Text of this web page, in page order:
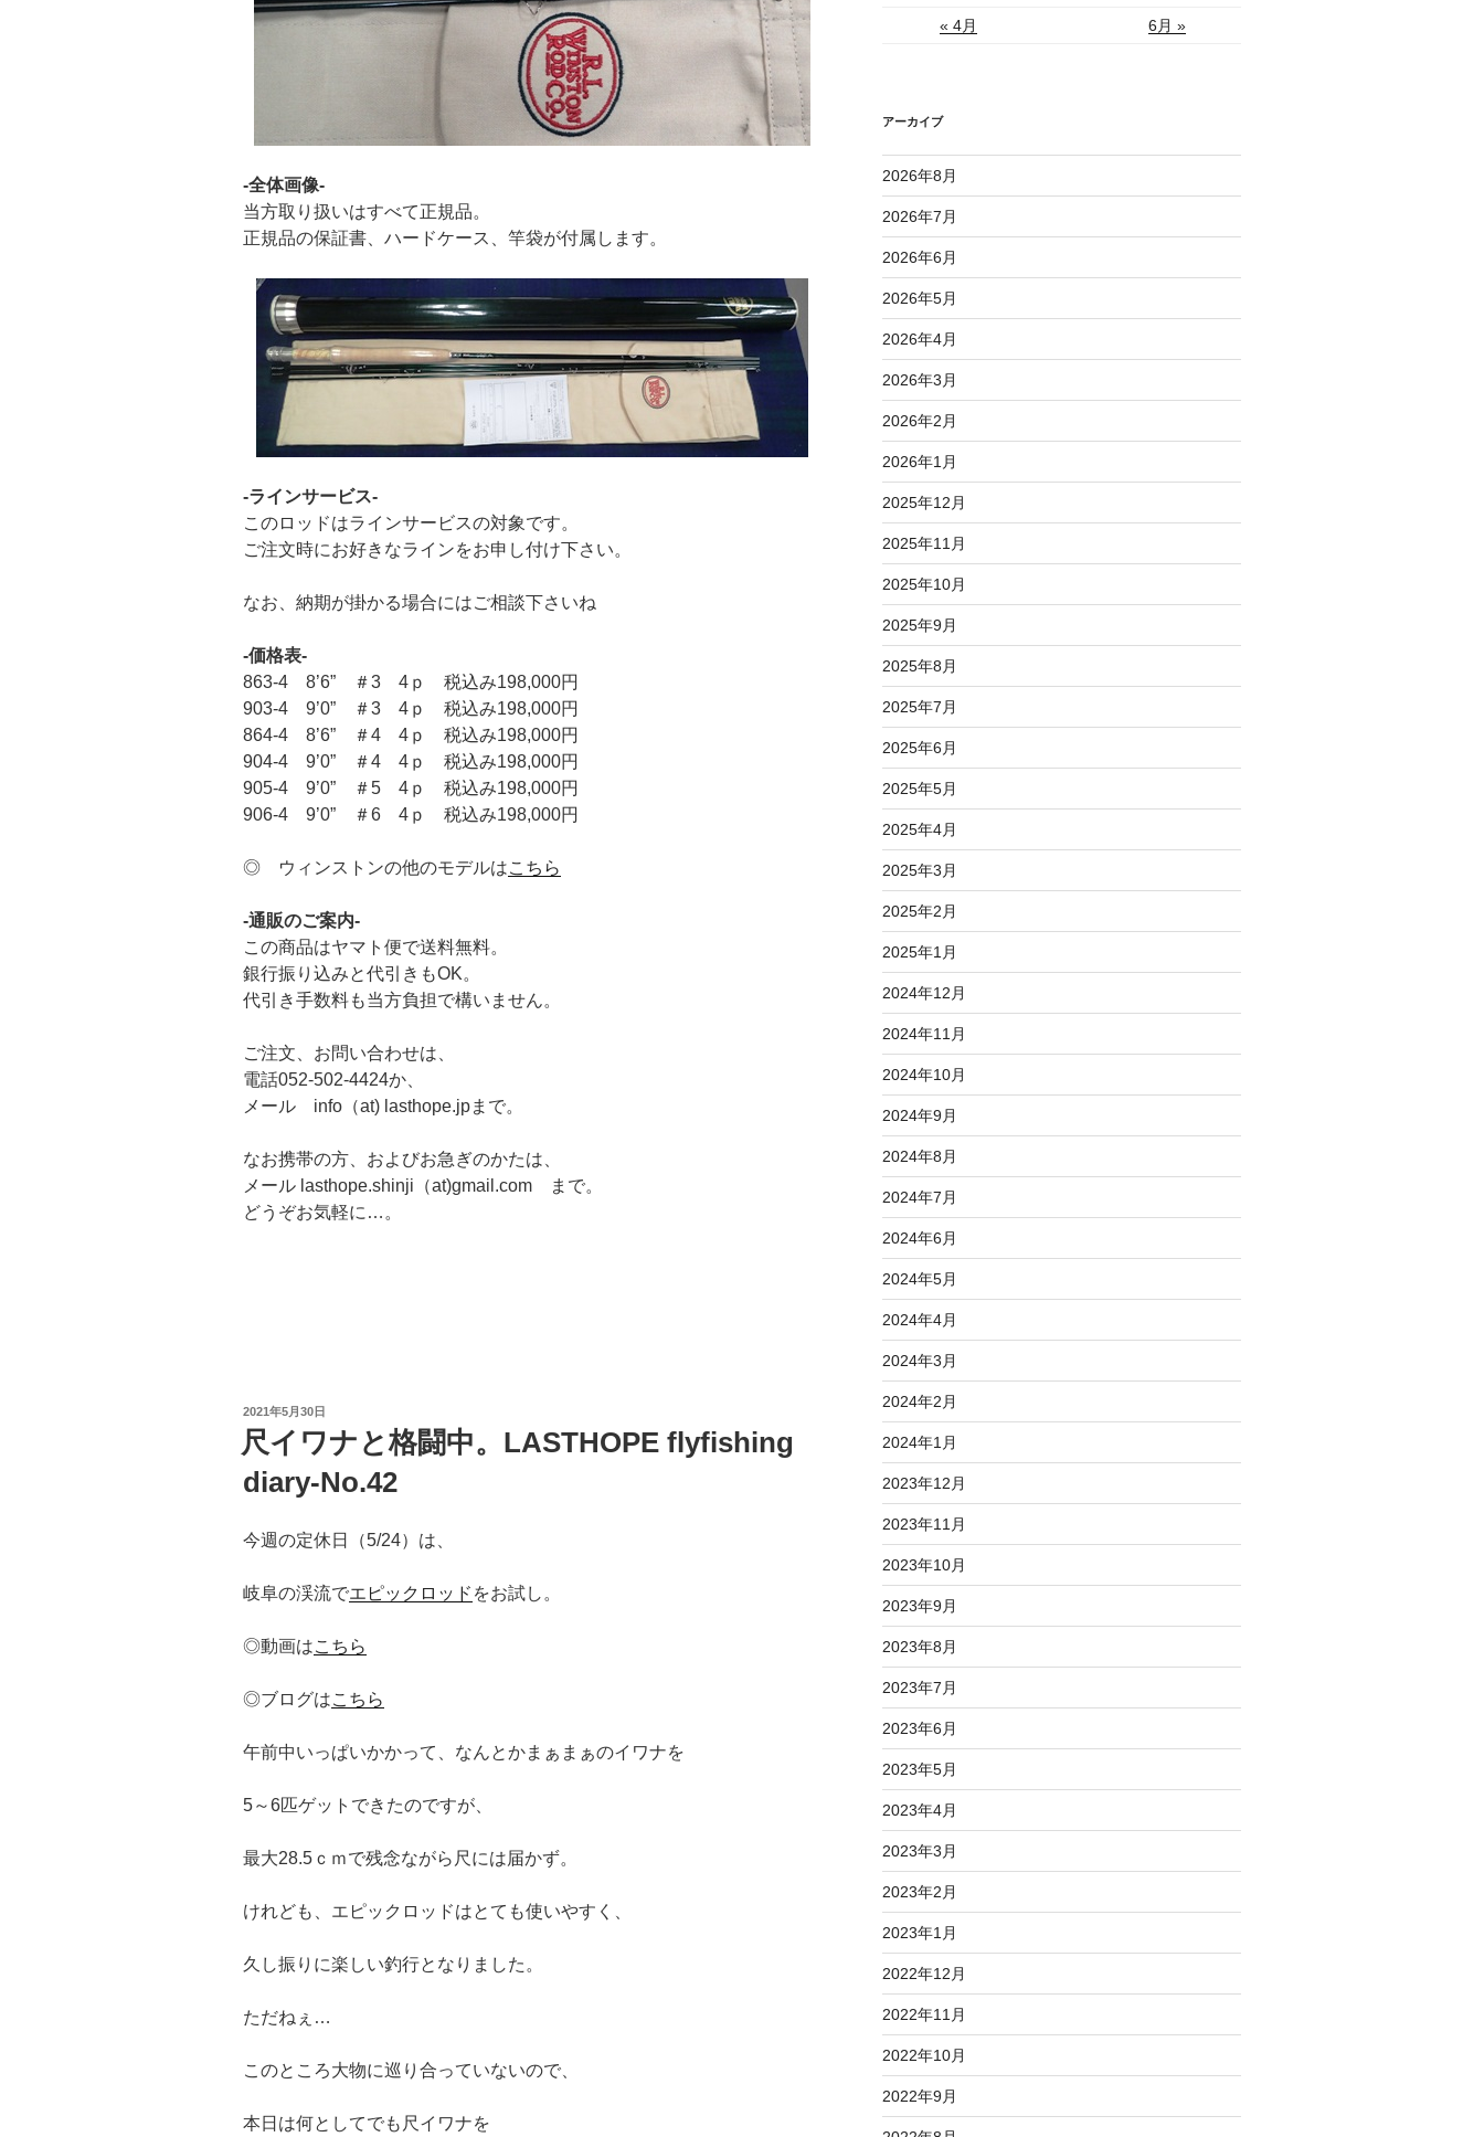
-全体画像-
当方取り扱いはすべて正規品。
正規品の保証書、ハードケース、竿袋が付属します。
-ラインサービス-
このロッドはラインサービスの対象です。
ご注文時にお好きなラインをお申し付け下さい。
なお、納期が掛かる場合にはご相談下さいね
-価格表-
863-4 8’6” ＃3 4ｐ 税込み198,000円
903-4 9’0” ＃3 4ｐ 税込み198,000円
864-4 8’6” ＃4 4ｐ 税込み198,000円
904-4 9’0” ＃4 4ｐ 税込み198,000円
905-4 9’0” ＃5 4ｐ 税込み198,000円
906-4 9’0” ＃6 4ｐ 税込み198,000円
◎ ウィンストンの他のモデルはこちら
-通販のご案内-
この商品はヤマト便で送料無料。
銀行振り込みと代引きもOK。
代引き手数料も当方負担で構いません。
ご注文、お問い合わせは、
電話052-502-4424か、
メール info（at) lasthope.jpまで。
なお携帯の方、およびお急ぎのかたは、
メール lasthope.shinji（at)gmail.com まで。
どうぞお気軽に…。
投
稿
日:
2021年5月30日
尺イワナと格闘中。LASTHOPE flyfishing
diary-No.42
今週の定休日（5/24）は、
岐阜の渓流でエピックロッド をお試し。
◎動画はこちら
◎ブログはこちら
午前中いっぱいかかって、なんとかまぁまぁのイワナを
5～6匹ゲットできたのですが、
最大28.5ｃｍで残念ながら尺には届かず。
けれども、エピックロッドはとても使いやすく、
久し振りに楽しい釣行となりました。
ただねぇ…
このところ大物に巡り合っていないので、
本日は何としてでも尺イワナを
« 4月 6月 »
アーカイブ
2026年8月
2026年7月
2026年6月
2026年5月
2026年4月
2026年3月
2026年2月
2026年1月
2025年12月
2025年11月
2025年10月
2025年9月
2025年8月
2025年7月
2025年6月
2025年5月
2025年4月
2025年3月
2025年2月
2025年1月
2024年12月
2024年11月
2024年10月
2024年9月
2024年8月
2024年7月
2024年6月
2024年5月
2024年4月
2024年3月
2024年2月
2024年1月
2023年12月
2023年11月
2023年10月
2023年9月
2023年8月
2023年7月
2023年6月
2023年5月
2023年4月
2023年3月
2023年2月
2023年1月
2022年12月
2022年11月
2022年10月
2022年9月